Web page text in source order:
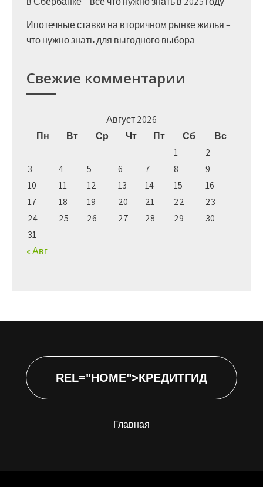
Ипотечные ставки на вторичном рынке жилья –
что нужно знать для выгодного выбора
Свежие комментарии
Август 2026
Пн
Вт Ср Чт Пт Сб
Вс
1
2
3
4 5 6 7 8
9
10
11 12 13 14 15
16
17
18 19 20 21 22
23
24
25 26 27 28 29
30
31
« Авг
REL="HOME">КРЕДИТГИД
Главная